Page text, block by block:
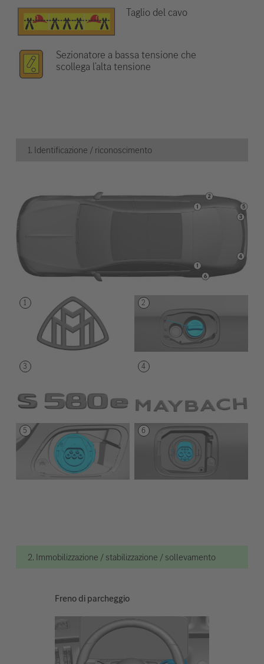
Taglio del cavo
Sezionatore a bassa tensione che
scollega l'alta tensione
1. Identificazione / riconoscimento
2. Immobilizzazione / stabilizzazione / sollevamento
Freno di parcheggio